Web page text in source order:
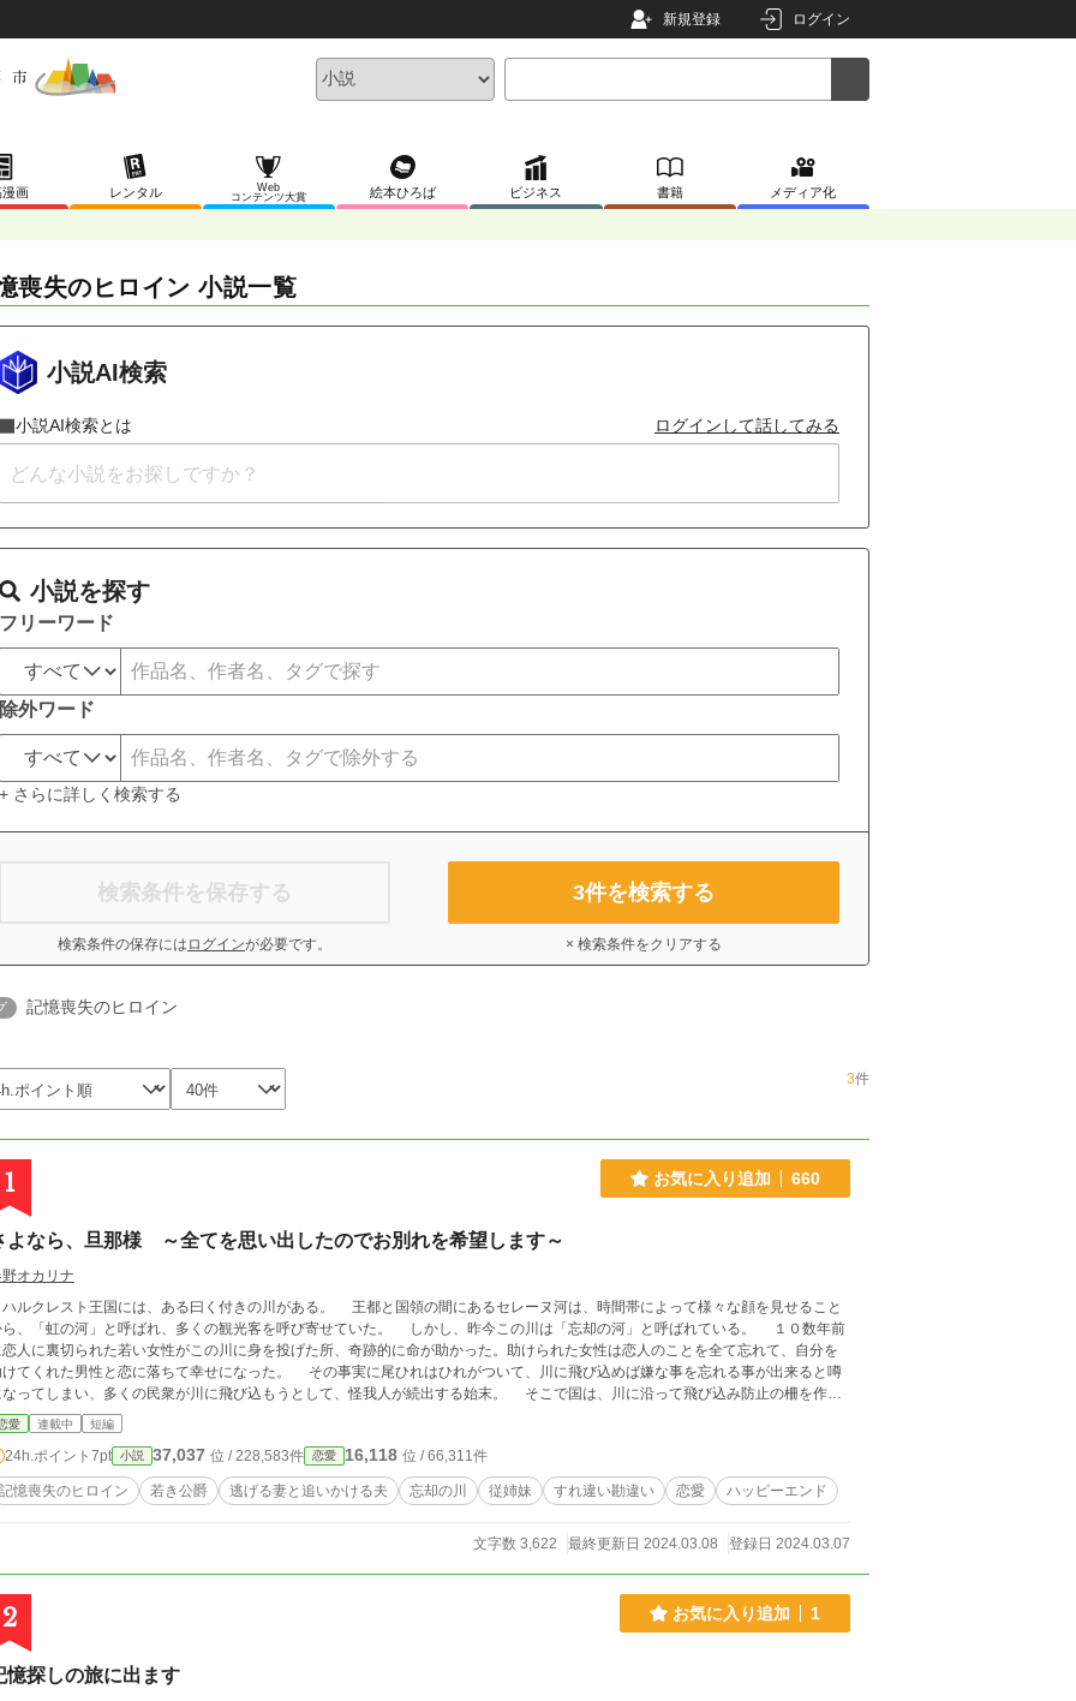
新規登録 ログイン
画 レンタル
Web
コンテンツ大賞
絵本ひろば ビジネス 書籍 メディア化
喪失のヒロイン 小説一覧
小説AI検索
小説AI検索とは ログインして話してみる
小説を探す
フリーワード
除外ワード
+ さらに詳しく検索する
検索条件を保存する
検索条件の保存には ログインが必要です。
3件を検索する
× 検索条件をクリアする
記憶喪失のヒロイン
3件
1 お気に入り追加 660
よなら、旦那様 ～全てを思い出したのでお別れを希望します～
オカリナ
クレスト王国には、ある曰く付きの川がある。 王都と国領の間にあるセレーヌ河は、時間帯によって様々な顔を見せること
「虹の河」と呼ばれ、多くの観光客を呼び寄せていた。 しかし、昨今この川は「忘却の河」と呼ばれている。 １０数年前
恋人に裏切られた若い女性がこの川に身を投げた所、奇跡的に命が助かった。助けられた女性は恋人のことを全て忘れて、自分を
けてくれた男性と恋に落ちて幸せになった。 その事実に尾ひれはひれがついて、川に飛び込めば嫌な事を忘れる事が出来ると噂
なってしまい、多くの民衆が川に飛び込もうとして、怪我人が続出する始末。 そこで国は、川に沿って飛び込み防止の柵を作っ
結果、景観の美しい川縁は囚人の鉄格子の如く殺伐としたものに変わってしまった。 当然、観光業にも大打撃を与えてしまっ
いる。そこで、国は川に大きな眼鏡橋を架け、川の色の変化を楽しめるようにした。 ２年ほど前に、この眼鏡橋にいた年若い
たちのおかげで眼鏡橋には「恋を成就する運命橋」と密かに巷で囁かれる様になったのだが……。 その話には大きな真実が隠
となるルナリア・ジャンヌ・ロマネスク公爵夫人は、１週間程高熱で生死を彷徨っていた。 彼女には、記憶
無い。 ２年前、眼鏡橋で、現夫であるジェラール・エイダン・ロマネスク公爵を暴漢から身を呈して助けて、川に落ちてしまっ
、両親や兄から事情を説明しされても首を傾げることしかできなかった。 新聞でも「健気な深窓の伯爵令嬢。初恋の公爵閣下を
人形なども販売し始め、国を挙げての観光事業にまで発展した。 ところが、２年経った今、ルナリアはある事がきっかけで全て
記憶を取り戻してしまったのだ。 そして、「今のこの場所は、本来別の人間のもので、私はここにいるべきではない」という結
ナリアは夫ジェラールが王宮に勤務している間、使用人達に別れを告げて、デルメット伯爵領にいる兄ル
の元に馬車を走らせた。 理由は簡単…この国では女性からの離縁の申し出には、実家の許可が必要で、ルナリアは当主と
愛 連載中 短編
24h.ポイント 7pt 小説 37,037 位 / 228,583件 恋愛 16,118 位 / 66,311件
記憶喪失のヒロイン 若き公爵 逃げる妻と追いかける夫 忘却の川 従姉妹 すれ違い勘違い 恋愛 ハッピーエンド
文字数 3,622 最終更新日 2024.03.08 登録日 2024.03.07
2 お気に入り追加 1
憶探しの旅に出ます